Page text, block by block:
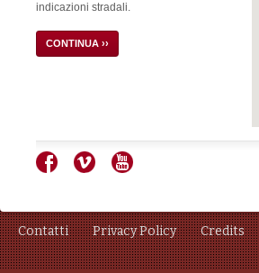
indicazioni stradali.
CONTINUA ››
Contatti Privacy Policy Credits